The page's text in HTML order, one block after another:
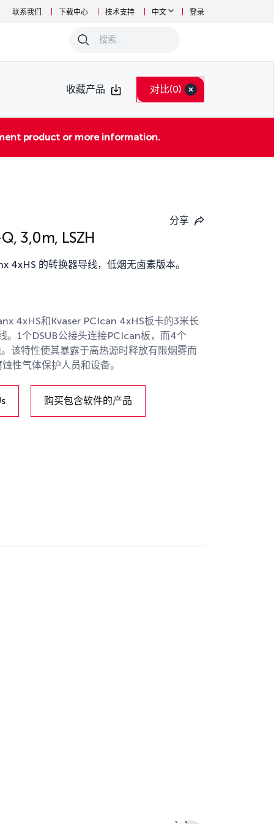
联系我们 下载中心 技术支持 中文 登录
0
收藏产品 对比(0)
product or more information.
分享
3,0m, LSZH
4xHS 的转换器导线，低烟无卤素版本。
4xHS和Kvaser PCIcan 4xHS板卡的3米长
。1个DSUB公接头连接PCIcan板，而4个
该特性使其暴露于高热源时释放有限烟雾而
性气体保护人员和设备。
购买包含软件的产品